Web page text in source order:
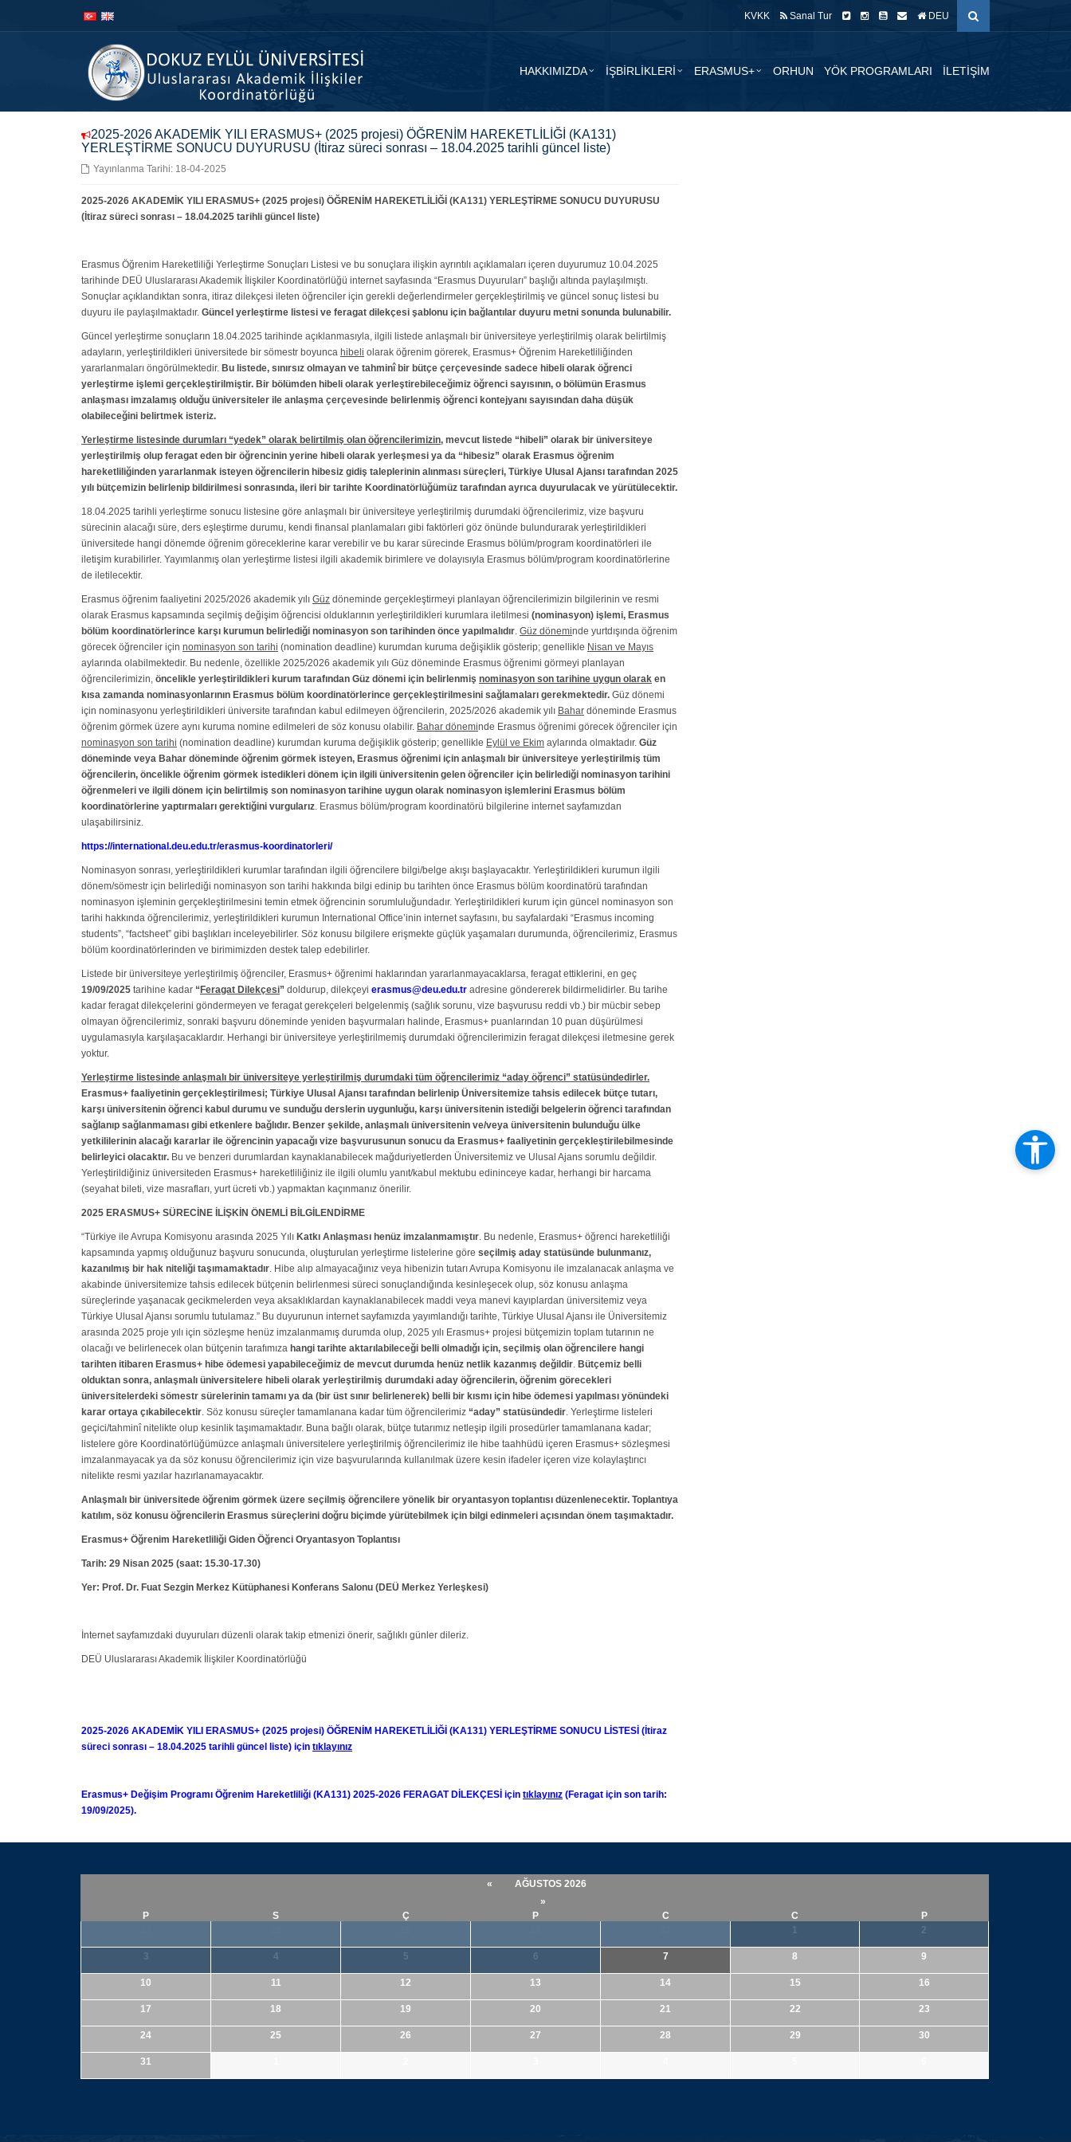
KVKK Sanal Tur DEU
HAKKIMIZDA İŞBİRLİKLERİ ERASMUS+ ORHUN YÖK PROGRAMLARI İLETİŞİM
2025-2026 AKADEMİK YILI ERASMUS+ (2025 projesi) ÖĞRENİM HAREKETLİLİĞİ (KA131)
YERLEŞTİRME SONUCU DUYURUSU (İtiraz süreci sonrası – 18.04.2025 tarihli güncel liste)
Yayınlanma Tarihi: 18-04-2025
2025-2026 AKADEMİK YILI ERASMUS+ (2025 projesi) ÖĞRENİM HAREKETLİLİĞİ (KA131) YERLEŞTİRME SONUCU DUYURUSU
(İtiraz süreci sonrası – 18.04.2025 tarihli güncel liste)
Erasmus Öğrenim Hareketliliği Yerleştirme Sonuçları Listesi ve bu sonuçlara ilişkin ayrıntılı açıklamaları içeren duyurumuz 10.04.2025
tarihinde DEÜ Uluslararası Akademik İlişkiler Koordinatörlüğü internet sayfasında “Erasmus Duyuruları” başlığı altında paylaşılmıştı.
Sonuçlar açıklandıktan sonra, itiraz dilekçesi ileten öğrenciler için gerekli değerlendirmeler gerçekleştirilmiş ve güncel sonuç listesi bu
duyuru ile paylaşılmaktadır. Güncel yerleştirme listesi ve feragat dilekçesi şablonu için bağlantılar duyuru metni sonunda bulunabilir.
Güncel yerleştirme sonuçların 18.04.2025 tarihinde açıklanmasıyla, ilgili listede anlaşmalı bir üniversiteye yerleştirilmiş olarak belirtilmiş
adayların, yerleştirildikleri üniversitede bir sömestr boyunca hibeli olarak öğrenim görerek, Erasmus+ Öğrenim Hareketliliğinden
yararlanmaları öngörülmektedir. Bu listede, sınırsız olmayan ve tahminî bir bütçe çerçevesinde sadece hibeli olarak öğrenci
yerleştirme işlemi gerçekleştirilmiştir. Bir bölümden hibeli olarak yerleştirebileceğimiz öğrenci sayısının, o bölümün Erasmus
anlaşması imzalamış olduğu üniversiteler ile anlaşma çerçevesinde belirlenmiş öğrenci kontejyanı sayısından daha düşük
olabileceğini belirtmek isteriz.
Yerleştirme listesinde durumları “yedek” olarak belirtilmiş olan öğrencilerimizin, mevcut listede “hibeli” olarak bir üniversiteye
yerleştirilmiş olup feragat eden bir öğrencinin yerine hibeli olarak yerleşmesi ya da “hibesiz” olarak Erasmus öğrenim
hareketliliğinden yararlanmak isteyen öğrencilerin hibesiz gidiş taleplerinin alınması süreçleri, Türkiye Ulusal Ajansı tarafından 2025
yılı bütçemizin belirlenip bildirilmesi sonrasında, ileri bir tarihte Koordinatörlüğümüz tarafından ayrıca duyurulacak ve yürütülecektir.
18.04.2025 tarihli yerleştirme sonucu listesine göre anlaşmalı bir üniversiteye yerleştirilmiş durumdaki öğrencilerimiz, vize başvuru
sürecinin alacağı süre, ders eşleştirme durumu, kendi finansal planlamaları gibi faktörleri göz önünde bulundurarak yerleştirildikleri
üniversitede hangi dönemde öğrenim göreceklerine karar verebilir ve bu karar sürecinde Erasmus bölüm/program koordinatörleri ile
iletişim kurabilirler. Yayımlanmış olan yerleştirme listesi ilgili akademik birimlere ve dolayısıyla Erasmus bölüm/program koordinatörlerine
de iletilecektir.
Erasmus öğrenim faaliyetini 2025/2026 akademik yılı Güz döneminde gerçekleştirmeyi planlayan öğrencilerimizin bilgilerinin ve resmi
olarak Erasmus kapsamında seçilmiş değişim öğrencisi olduklarının yerleştirildikleri kurumlara iletilmesi (nominasyon) işlemi, Erasmus
bölüm koordinatörlerince karşı kurumun belirlediği nominasyon son tarihinden önce yapılmalıdır. Güz döneminde yurtdışında öğrenim
görecek öğrenciler için nominasyon son tarihi (nomination deadline) kurumdan kuruma değişiklik gösterip; genellikle Nisan ve Mayıs
aylarında olabilmektedir. Bu nedenle, özellikle 2025/2026 akademik yılı Güz döneminde Erasmus öğrenimi görmeyi planlayan
öğrencilerimizin, öncelikle yerleştirildikleri kurum tarafından Güz dönemi için belirlenmiş nominasyon son tarihine uygun olarak en
kısa zamanda nominasyonlarının Erasmus bölüm koordinatörlerince gerçekleştirilmesini sağlamaları gerekmektedir. Güz dönemi
için nominasyonu yerleştirildikleri üniversite tarafından kabul edilmeyen öğrencilerin, 2025/2026 akademik yılı Bahar döneminde Erasmus
öğrenim görmek üzere aynı kuruma nomine edilmeleri de söz konusu olabilir. Bahar döneminde Erasmus öğrenimi görecek öğrenciler için
nominasyon son tarihi (nomination deadline) kurumdan kuruma değişiklik gösterip; genellikle Eylül ve Ekim aylarında olmaktadır. Güz
döneminde veya Bahar döneminde öğrenim görmek isteyen, Erasmus öğrenimi için anlaşmalı bir üniversiteye yerleştirilmiş tüm
öğrencilerin, öncelikle öğrenim görmek istedikleri dönem için ilgili üniversitenin gelen öğrenciler için belirlediği nominasyon tarihini
öğrenmeleri ve ilgili dönem için belirtilmiş son nominasyon tarihine uygun olarak nominasyon işlemlerini Erasmus bölüm
koordinatörlerine yaptırmaları gerektiğini vurgularız. Erasmus bölüm/program koordinatörü bilgilerine internet sayfamızdan
ulaşabilirsiniz.
https://international.deu.edu.tr/erasmus-koordinatorleri/
Nominasyon sonrası, yerleştirildikleri kurumlar tarafından ilgili öğrencilere bilgi/belge akışı başlayacaktır. Yerleştirildikleri kurumun ilgili
dönem/sömestr için belirlediği nominasyon son tarihi hakkında bilgi edinip bu tarihten önce Erasmus bölüm koordinatörü tarafından
nominasyon işleminin gerçekleştirilmesini temin etmek öğrencinin sorumluluğundadır. Yerleştirildikleri kurum için güncel nominasyon son
tarihi hakkında öğrencilerimiz, yerleştirildikleri kurumun International Office’inin internet sayfasını, bu sayfalardaki “Erasmus incoming
students”, “factsheet” gibi başlıkları inceleyebilirler. Söz konusu bilgilere erişmekte güçlük yaşamaları durumunda, öğrencilerimiz, Erasmus
bölüm koordinatörlerinden ve birimimizden destek talep edebilirler.
Listede bir üniversiteye yerleştirilmiş öğrenciler, Erasmus+ öğrenimi haklarından yararlanmayacaklarsa, feragat ettiklerini, en geç
19/09/2025 tarihine kadar “ Feragat Dilekçesi” doldurup, dilekçeyi erasmus@deu.edu.tr adresine göndererek bildirmelidirler. Bu tarihe
kadar feragat dilekçelerini göndermeyen ve feragat gerekçeleri belgelenmiş (sağlık sorunu, vize başvurusu reddi vb.) bir mücbir sebep
olmayan öğrencilerimiz, sonraki başvuru döneminde yeniden başvurmaları halinde, Erasmus+ puanlarından 10 puan düşürülmesi
uygulamasıyla karşılaşacaklardır. Herhangi bir üniversiteye yerleştirilmemiş durumdaki öğrencilerimizin feragat dilekçesi iletmesine gerek
yoktur.
Yerleştirme listesinde anlaşmalı bir üniversiteye yerleştirilmiş durumdaki tüm öğrencilerimiz “aday öğrenci” statüsündedirler.
Erasmus+ faaliyetinin gerçekleştirilmesi; Türkiye Ulusal Ajansı tarafından belirlenip Üniversitemize tahsis edilecek bütçe tutarı,
karşı üniversitenin öğrenci kabul durumu ve sunduğu derslerin uygunluğu, karşı üniversitenin istediği belgelerin öğrenci tarafından
sağlanıp sağlanmaması gibi etkenlere bağlıdır. Benzer şekilde, anlaşmalı üniversitenin ve/veya üniversitenin bulunduğu ülke
yetkililerinin alacağı kararlar ile öğrencinin yapacağı vize başvurusunun sonucu da Erasmus+ faaliyetinin gerçekleştirilebilmesinde
belirleyici olacaktır. Bu ve benzeri durumlardan kaynaklanabilecek mağduriyetlerden Üniversitemiz ve Ulusal Ajans sorumlu değildir.
Yerleştirildiğiniz üniversiteden Erasmus+ hareketliliğiniz ile ilgili olumlu yanıt/kabul mektubu edininceye kadar, herhangi bir harcama
(seyahat bileti, vize masrafları, yurt ücreti vb.) yapmaktan kaçınmanız önerilir.
2025 ERASMUS+ SÜRECİNE İLİŞKİN ÖNEMLİ BİLGİLENDİRME
“Türkiye ile Avrupa Komisyonu arasında 2025 Yılı Katkı Anlaşması henüz imzalanmamıştır. Bu nedenle, Erasmus+ öğrenci hareketliliği
kapsamında yapmış olduğunuz başvuru sonucunda, oluşturulan yerleştirme listelerine göre seçilmiş aday statüsünde bulunmanız,
kazanılmış bir hak niteliği taşımamaktadır. Hibe alıp almayacağınız veya hibenizin tutarı Avrupa Komisyonu ile imzalanacak anlaşma ve
akabinde üniversitemize tahsis edilecek bütçenin belirlenmesi süreci sonuçlandığında kesinleşecek olup, söz konusu anlaşma
süreçlerinde yaşanacak gecikmelerden veya aksaklıklardan kaynaklanabilecek maddi veya manevi kayıplardan üniversitemiz veya
Türkiye Ulusal Ajansı sorumlu tutulamaz.” Bu duyurunun internet sayfamızda yayımlandığı tarihte, Türkiye Ulusal Ajansı ile Üniversitemiz
arasında 2025 proje yılı için sözleşme henüz imzalanmamış durumda olup, 2025 yılı Erasmus+ projesi bütçemizin toplam tutarının ne
olacağı ve belirlenecek olan bütçenin tarafımıza hangi tarihte aktarılabileceği belli olmadığı için, seçilmiş olan öğrencilere hangi
tarihten itibaren Erasmus+ hibe ödemesi yapabileceğimiz de mevcut durumda henüz netlik kazanmış değildir. Bütçemiz belli
olduktan sonra, anlaşmalı üniversitelere hibeli olarak yerleştirilmiş durumdaki aday öğrencilerin, öğrenim görecekleri
üniversitelerdeki sömestr sürelerinin tamamı ya da (bir üst sınır belirlenerek) belli bir kısmı için hibe ödemesi yapılması yönündeki
karar ortaya çıkabilecektir. Söz konusu süreçler tamamlanana kadar tüm öğrencilerimiz “aday” statüsündedir. Yerleştirme listeleri
geçici/tahminî nitelikte olup kesinlik taşımamaktadır. Buna bağlı olarak, bütçe tutarımız netleşip ilgili prosedürler tamamlanana kadar;
listelere göre Koordinatörlüğümüzce anlaşmalı üniversitelere yerleştirilmiş öğrencilerimiz ile hibe taahhüdü içeren Erasmus+ sözleşmesi
imzalanmayacak ya da söz konusu öğrencilerimiz için vize başvurularında kullanılmak üzere kesin ifadeler içeren vize kolaylaştırıcı
nitelikte resmi yazılar hazırlanamayacaktır.
Anlaşmalı bir üniversitede öğrenim görmek üzere seçilmiş öğrencilere yönelik bir oryantasyon toplantısı düzenlenecektir. Toplantıya
katılım, söz konusu öğrencilerin Erasmus süreçlerini doğru biçimde yürütebilmek için bilgi edinmeleri açısından önem taşımaktadır.
Erasmus+ Öğrenim Hareketliliği Giden Öğrenci Oryantasyon Toplantısı
Tarih: 29 Nisan 2025 (saat: 15.30-17.30)
Yer: Prof. Dr. Fuat Sezgin Merkez Kütüphanesi Konferans Salonu (DEÜ Merkez Yerleşkesi)
İnternet sayfamızdaki duyuruları düzenli olarak takip etmenizi önerir, sağlıklı günler dileriz.
DEÜ Uluslararası Akademik İlişkiler Koordinatörlüğü
2025-2026 AKADEMİK YILI ERASMUS+ (2025 projesi) ÖĞRENİM HAREKETLİLİĞİ (KA131) YERLEŞTİRME SONUCU LİSTESİ (İtiraz
süreci sonrası – 18.04.2025 tarihli güncel liste) için tıklayınız
Erasmus+ Değişim Programı Öğrenim Hareketliliği (KA131) 2025-2026 FERAGAT DİLEKÇESİ için tıklayınız (Feragat için son tarih:
19/09/2025).
«
AĞUSTOS 2026
»
P
S Ç P C C
P
1 2
3 4 5 6 7 8 9
10 11 12 13 14 15 16
17 18 19 20 21 22 23
24 25 26 27 28 29 30
31